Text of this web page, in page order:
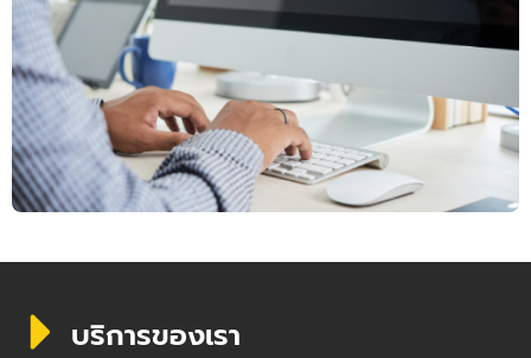
บริการของเรา